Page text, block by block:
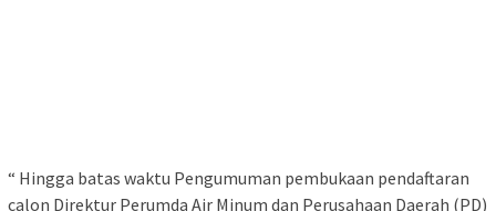
“ Hingga batas waktu Pengumuman pembukaan pendaftaran
calon Direktur Perumda Air Minum dan Perusahaan Daerah (PD)